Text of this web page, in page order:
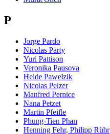
P
Jorge Pardo
Nicolas Party
Yuri Pattison
Veronika Pausova
Heide Pawelzik
Nicolas Pelzer
Manfred Pernice
Nana Petzet
Martin Pfeifle
Phung-Tien Phan
Henning Fehr, Philipp Rühr